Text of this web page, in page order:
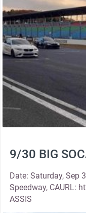
9/30 BIG
Date: Saturday, Sep
Speedway, CAURL:
ASSIS